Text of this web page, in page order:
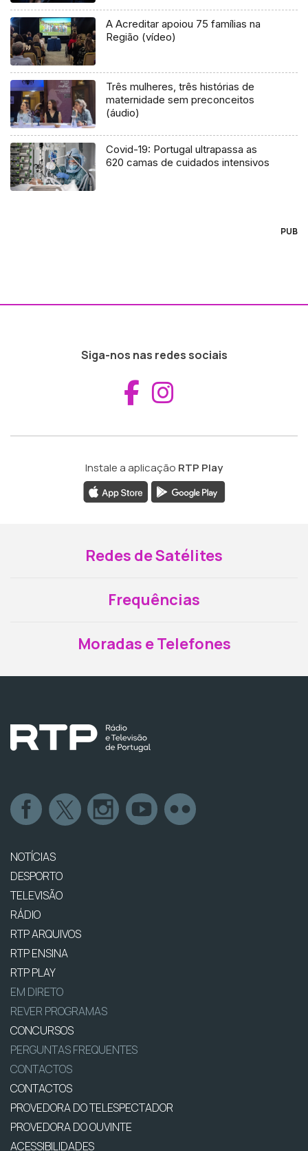
A Acreditar apoiou 75 famílias na
Região (vídeo)
Três mulheres, três histórias de
maternidade sem preconceitos
(áudio)
Covid-19: Portugal ultrapassa as
620 camas de cuidados intensivos
PUB
Siga-nos nas redes sociais
Aceder ao
Instale a aplicação RTP Play
Redes de Satélites
Frequências
Moradas e Telefones
NOTÍCIAS
DESPORTO
TELEVISÃO
RÁDIO
RTP ARQUIVOS
RTP ENSINA
RTP PLAY
EM DIRETO
REVER PROGRAMAS
CONCURSOS
PERGUNTAS FREQUENTES
CONTACTOS
CONTACTOS
PROVEDORA DO TELESPECTADOR
PROVEDORA DO OUVINTE
ACESSIBILIDADES